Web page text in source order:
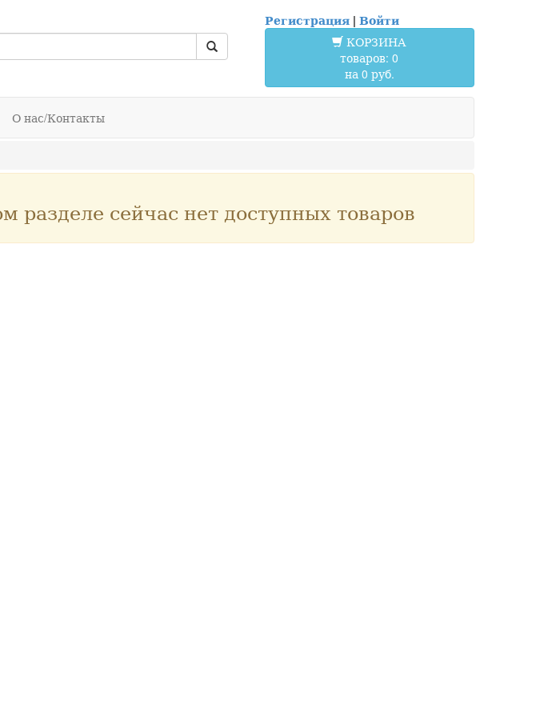
Регистрация| Войти
КОРЗИНА
товаров: 0
на 0 руб.
О нас/Контакты
разделе сейчас нет доступных товаров